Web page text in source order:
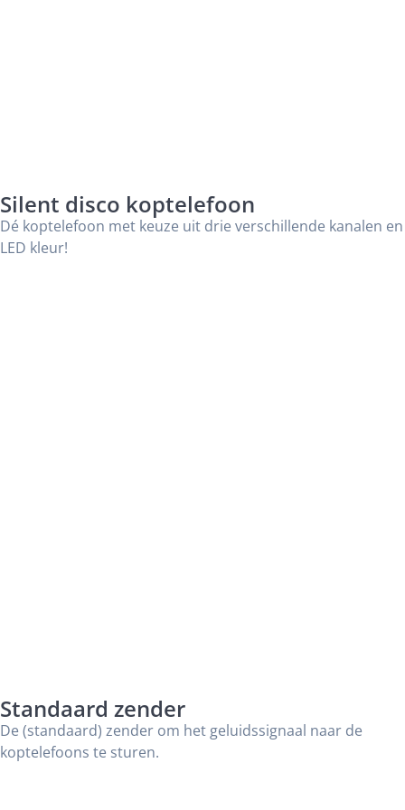
Silent disco koptelefoon
Dé koptelefoon met keuze uit drie verschillende kanalen en
LED kleur!
Standaard zender
De (standaard) zender om het geluidssignaal naar de
koptelefoons te sturen.